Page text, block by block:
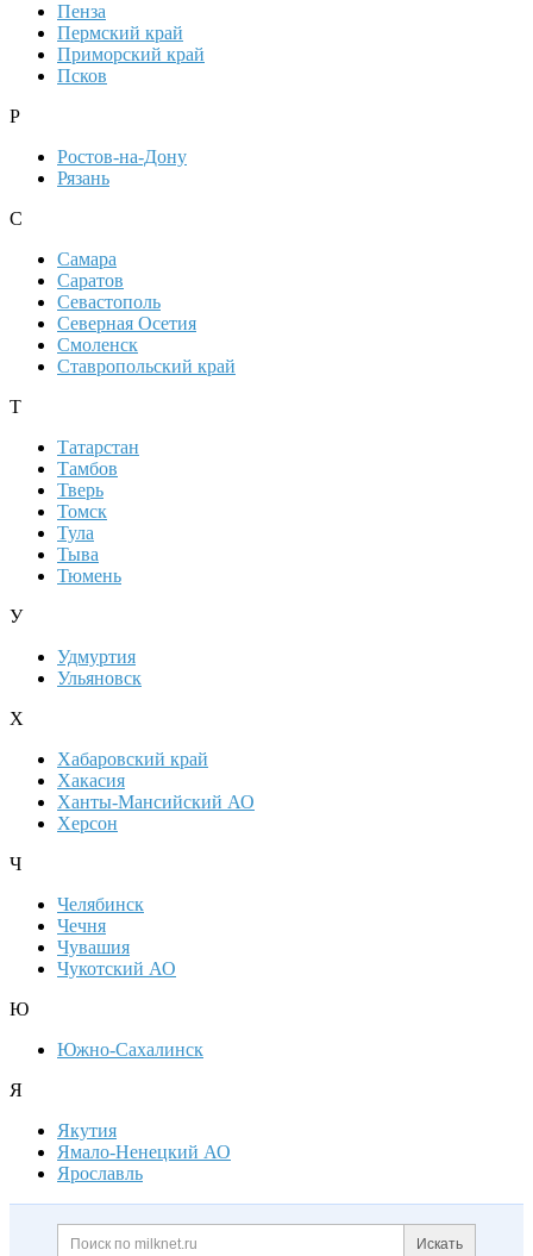
Пенза
Пермский край
Приморский край
Псков
Р
Ростов-на-Дону
Рязань
С
Самара
Саратов
Севастополь
Северная Осетия
Смоленск
Ставропольский край
Т
Татарстан
Тамбов
Тверь
Томск
Тула
Тыва
Тюмень
У
Удмуртия
Ульяновск
Х
Хабаровский край
Хакасия
Ханты-Мансийский АО
Херсон
Ч
Челябинск
Чечня
Чувашия
Чукотский АО
Ю
Южно-Сахалинск
Я
Якутия
Ямало-Ненецкий АО
Ярославль
Дополнительная информация
Поиск по сайту и
Искать